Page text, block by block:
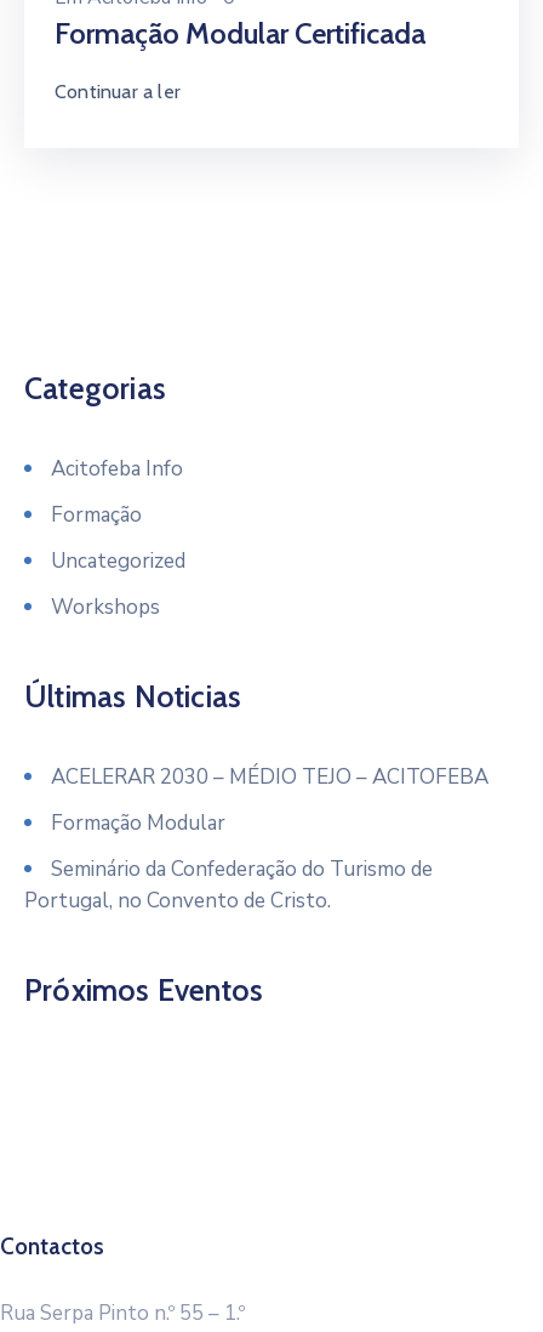
Formação Modular Certificada
Continuar a ler
Categorias
Acitofeba Info
Formação
Uncategorized
Workshops
Últimas Noticias
ACELERAR 2030 – MÉDIO TEJO – ACITOFEBA
Formação Modular
Seminário da Confederação do Turismo de
Portugal, no Convento de Cristo.
Próximos Eventos
Contactos
Rua Serpa Pinto n.º 55 – 1.º